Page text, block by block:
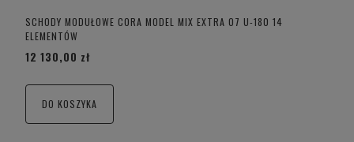
SCHODY MODUŁOWE CORA MODEL MIX EXTRA 07 U-180 14
ELEMENTÓW
12 130,00 zł
DO KOSZYKA